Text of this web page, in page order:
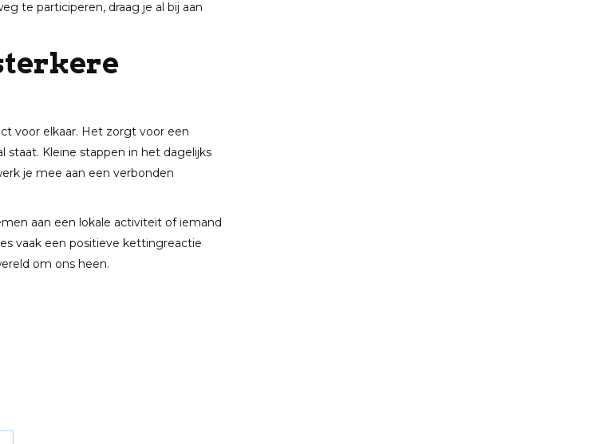
te participeren, draag je al bij aan
voor elkaar. Het zorgt voor een
staat. Kleine stappen in het dagelijks
je mee aan een verbonden
aan een lokale activiteit of iemand
vaak een positieve kettingreactie
om ons heen.